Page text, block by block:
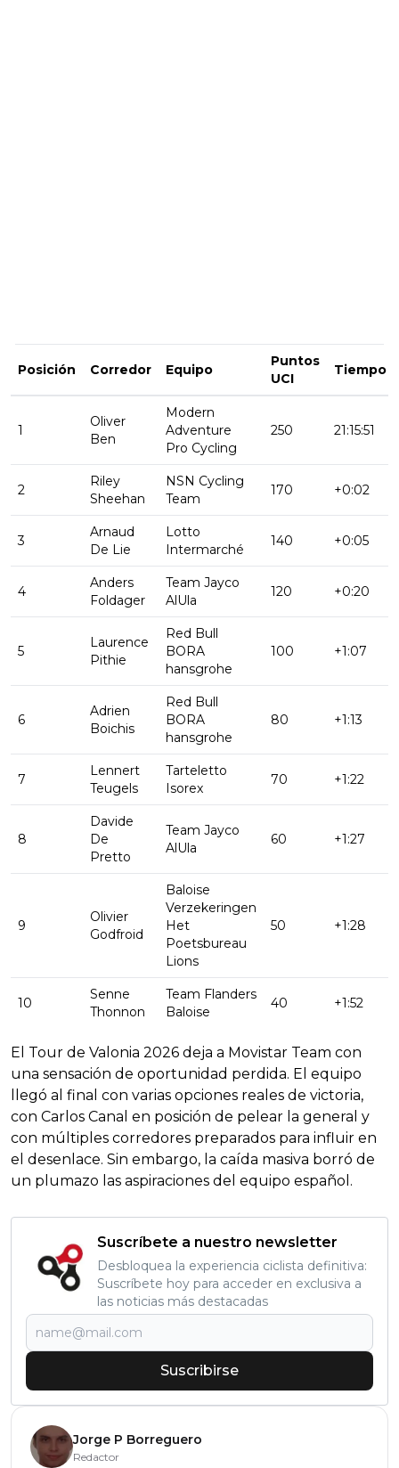
Posición Corredor Equipo
Puntos
UCI
Tiempo
1
Oliver
Ben
Modern
Adventure
Pro Cycling
250 21:15:51
2
Riley
Sheehan
NSN Cycling
Team
170 +0:02
3
Arnaud
De Lie
Lotto
Intermarché
140 +0:05
4
Anders
Foldager
Team Jayco
AlUla
120 +0:20
5
Laurence
Pithie
Red Bull
BORA
hansgrohe
100 +1:07
6
Adrien
Boichis
Red Bull
BORA
hansgrohe
80 +1:13
7
Lennert
Teugels
Tarteletto
Isorex
70 +1:22
8
Davide
De
Pretto
Team Jayco
AlUla
60 +1:27
9
Olivier
Godfroid
Baloise
Verzekeringen
Het
Poetsbureau
Lions
50 +1:28
10
Senne
Thonnon
Team Flanders
Baloise
40 +1:52
El Tour de Valonia 2026 deja a Movistar Team con
una sensación de oportunidad perdida. El equipo
llegó al final con varias opciones reales de victoria,
con Carlos Canal en posición de pelear la general y
con múltiples corredores preparados para influir en
el desenlace. Sin embargo, la caída masiva borró de
un plumazo las aspiraciones del equipo español.
Suscríbete a nuestro newsletter
Desbloquea la experiencia ciclista definitiva:
Suscríbete hoy para acceder en exclusiva a
las noticias más destacadas
Suscribirse
Jorge P Borreguero
Redactor